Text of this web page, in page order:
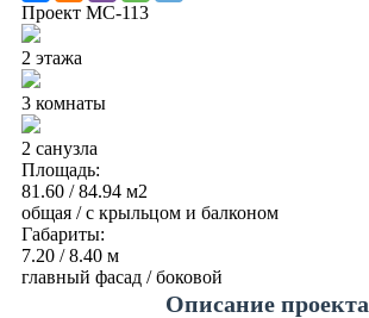
Проект МС-113
2 этажа
3 комнаты
2 санузла
Площадь:
81.60 / 84.94 м2
общая / с крыльцом и балконом
Габариты:
7.20 / 8.40 м
главный фасад / боковой
Описание проекта